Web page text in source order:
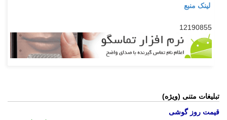
لینک منبع
12190855
تبلیغات متنی (ویژه)
قیمت روز گوشی